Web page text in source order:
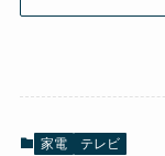
家電 テレビ